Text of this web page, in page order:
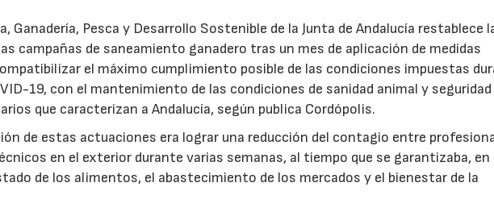
Ganadería, Pesca y Desarrollo Sostenible de la Junta de Andalucía restablece
campañas de saneamiento ganadero tras un mes de aplicación de medidas
el máximo cumplimiento posible de las condiciones impuestas
19, con el mantenimiento de las condiciones de sanidad animal y seguridad
que caracterizan a Andalucía, según publica Cordópolis.
de estas actuaciones era lograr una reducción del contagio entre
en el exterior durante varias semanas, al tiempo que se garantizaba, en
de los alimentos, el abastecimiento de los mercados y el bienestar de la